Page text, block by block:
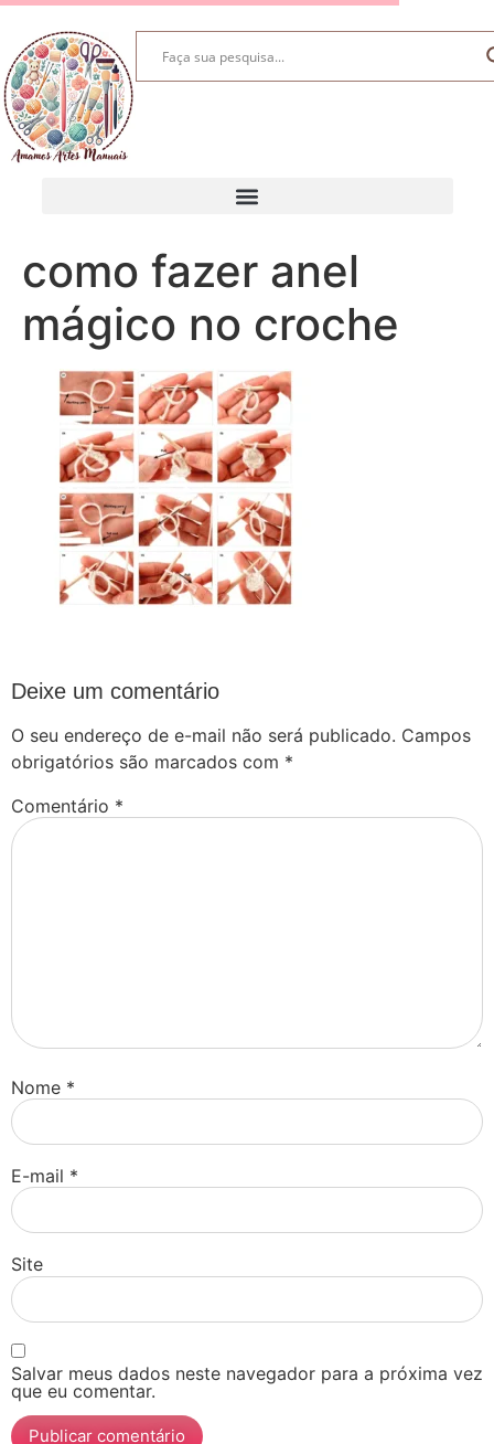
como fazer anel
mágico no croche
Deixe um comentário
O seu endereço de e-mail não será publicado. Campos
obrigatórios são marcados com *
Comentário *
Nome *
E-mail *
Site
Salvar meus dados neste navegador para a próxima vez
que eu comentar.